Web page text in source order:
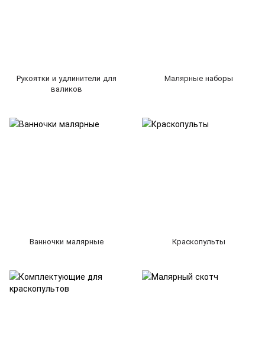
Рукоятки и удлинители для
валиков
Малярные наборы
Ванночки малярные Краскопульты